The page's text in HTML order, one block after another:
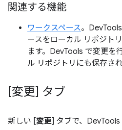
関連する機能
ワークスペース。
ースをローカル リポジト
ます。DevTools で変更を
ル リポジトリにも保存され
[変更] タブ
新しい [変更] タブで、